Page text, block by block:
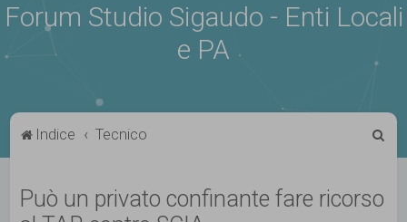
Forum Studio Sigaudo - Enti Locali
e PA
Indice Tecnico
Può un privato confinante fare ricorso